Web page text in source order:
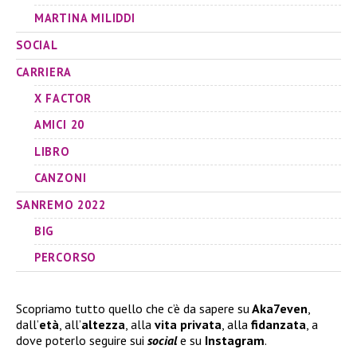
MARTINA MILIDDI
SOCIAL
CARRIERA
X FACTOR
AMICI 20
LIBRO
CANZONI
SANREMO 2022
BIG
PERCORSO
Scopriamo tutto quello che c’è da sapere suAka7even,
dall’età, all’altezza, alla vita privata, alla fidanzata, a
dove poterlo seguire sui sociale su Instagram.